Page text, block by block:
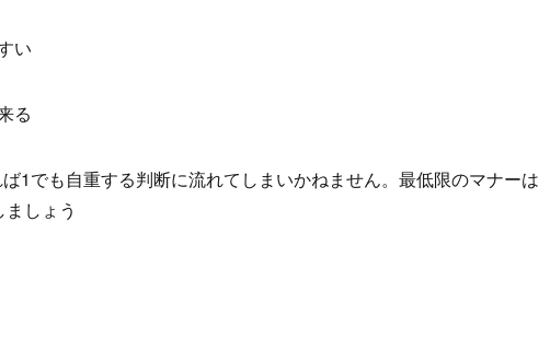
い
る
1でも自重する判断に流れてしまいかねません。最低限のマナーは
しょう